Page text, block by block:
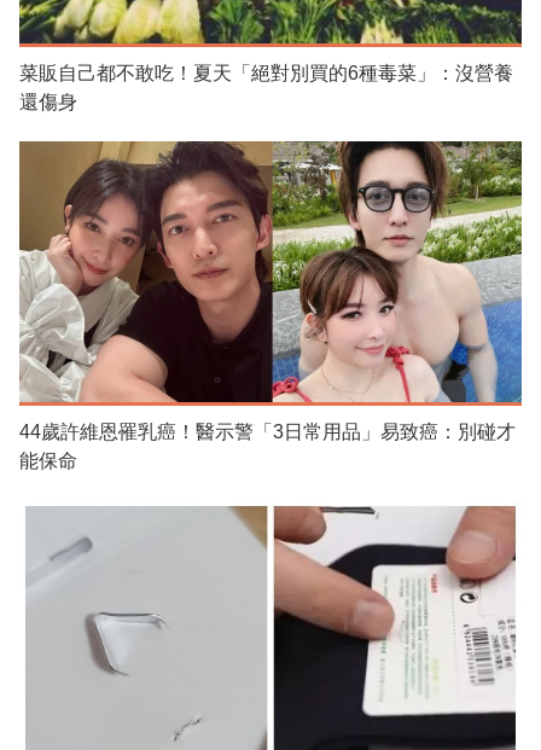
菜販自己都不敢吃！夏天「絕對別買的6種毒菜」：沒營養
還傷身
44歲許維恩罹乳癌！醫示警「3日常用品」易致癌：別碰才
能保命